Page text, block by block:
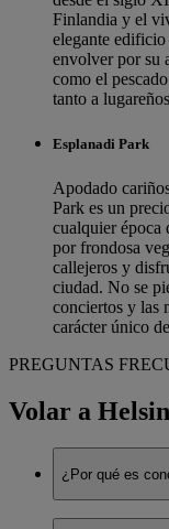
Finlandia y el
elegante
envolver por su
como el
tanto a
Esplanadi Park
Apodado
Park es un
cualquier época
por frondosa
callejeros y
ciudad. No se
conciertos y las
carácter único
PREGUNTAS
Volar a
¿Por qué es